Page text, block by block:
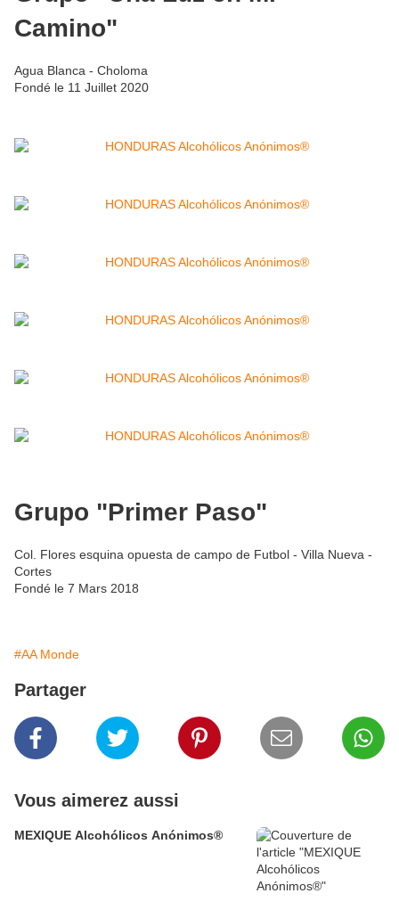
Camino"
Agua Blanca - Choloma
Fondé le 11 Juillet 2020
Grupo "Primer Paso"
Col. Flores esquina opuesta de campo de Futbol - Villa Nueva -
Cortes
Fondé le 7 Mars 2018
#AA Monde
Partager
Vous aimerez aussi
MEXIQUE Alcohólicos Anónimos®